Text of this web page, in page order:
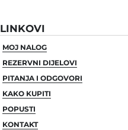
LINKOVI
MOJ NALOG
REZERVNI DIJELOVI
PITANJA I ODGOVORI
KAKO KUPITI
POPUSTI
KONTAKT